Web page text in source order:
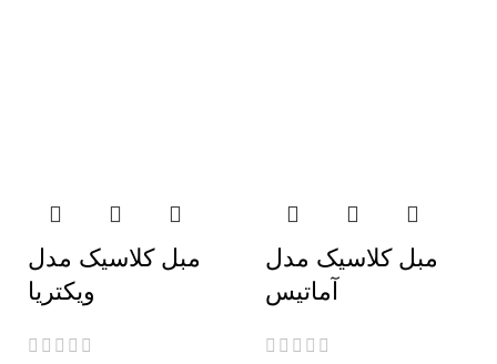
مبل کلاسیک مدل
آماتیس
مبل کلاسیک مدل
ویکتریا